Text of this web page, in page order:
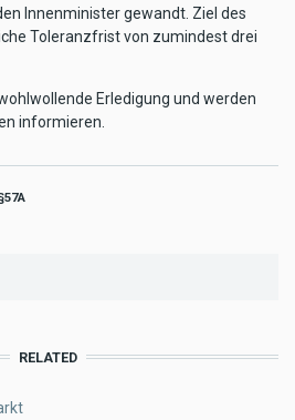
Innenminister gewandt. Ziel des
Toleranzfrist von zumindest drei
Erledigung und werden
informieren.
RELATED